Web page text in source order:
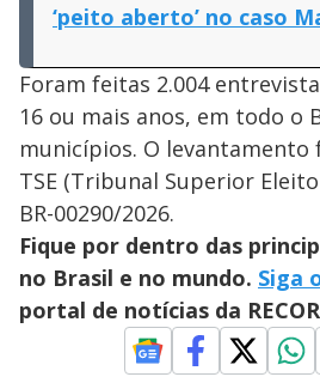
‘peito aberto’ no caso
Foram feitas 2.004
16 ou mais anos, em todo o
municípios. O
TSE (Tribunal Superior
BR-00290/2026.
Fique por dentro das
no Brasil e no mundo. Siga
portal de notícias da